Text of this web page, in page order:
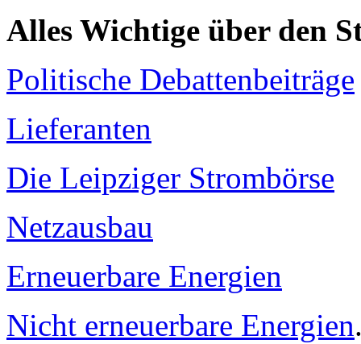
Alles Wichtige über den
Politische Debattenbeiträge
Lieferanten
Die Leipziger Strombörse
Netzausbau
Erneuerbare Energien
Nicht erneuerbare Energien